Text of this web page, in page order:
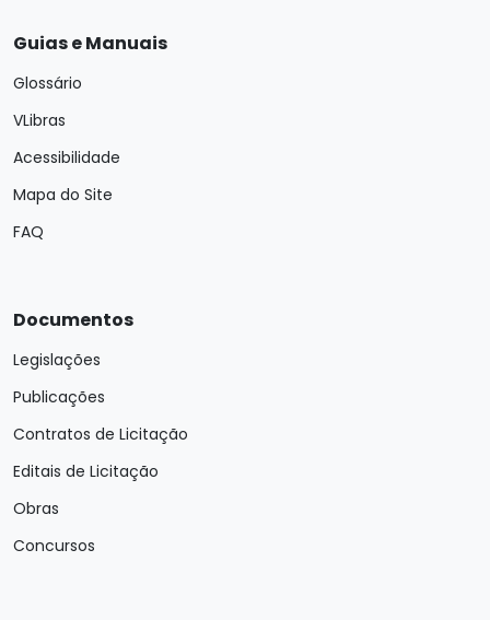
Guias e Manuais
Glossário
VLibras
Acessibilidade
Mapa do Site
FAQ
Documentos
Legislações
Publicações
Contratos de Licitação
Editais de Licitação
Obras
Concursos